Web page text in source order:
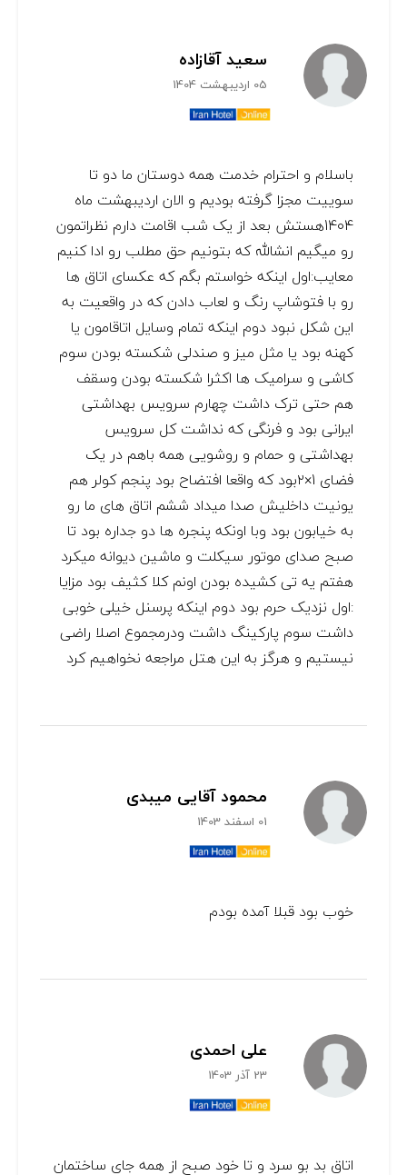
سعید آقازاده
05 اردیبهشت 1404
باسلام و احترام خدمت همه دوستان ما دو تا
سوییت مجزا گرفته بودیم و الان اردیبهشت ماه
1404هستش بعد از یک شب اقامت دارم نظراتمون
رو میگیم انشالله که بتونیم حق مطلب رو ادا کنیم
معایب:اول اینکه خواستم بگم که عکسای اتاق ها
رو با فتوشاپ رنگ و لعاب دادن که در واقعیت به
این شکل نبود دوم اینکه تمام وسایل اتاقامون یا
کهنه بود یا مثل میز و صندلی شکسته بودن سوم
کاشی و سرامیک ها اکثرا شکسته بودن وسقف
هم حتی ترک داشت چهارم سرویس بهداشتی
ایرانی بود و فرنگی که نداشت کل سرویس
بهداشتی و حمام و روشویی همه باهم در یک
فضای 1×۲بود که واقعا افتضاح بود پنجم کولر هم
یونیت داخلیش صدا میداد ششم اتاق های ما رو
به خیابون بود وبا اونکه پنجره ها دو جداره بود تا
صبح صدای موتور سیکلت و ماشین دیوانه میکرد
هفتم یه تی کشیده بودن اونم کلا کثیف بود مزایا
:اول نزدیک حرم بود دوم اینکه پرسنل خیلی خوبی
داشت سوم پارکینگ داشت ودرمجموع اصلا راضی
نیستیم و هرگز به این هتل مراجعه نخواهیم کرد
محمود آقایی میبدی
01 اسفند 1403
خوب بود قبلا آمده بودم
علی احمدی
23 آذر 1403
اتاق بد بو سرد و تا خود صبح از همه جای ساختمان